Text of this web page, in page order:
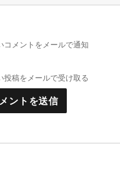
コメントをメールで通知
投稿をメールで受け取る